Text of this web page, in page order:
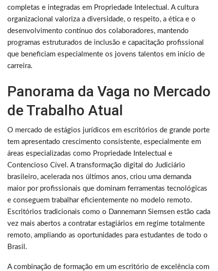
completas e integradas em Propriedade Intelectual. A cultura
organizacional valoriza a diversidade, o respeito, a ética e o
desenvolvimento contínuo dos colaboradores, mantendo
programas estruturados de inclusão e capacitação profissional
que beneficiam especialmente os jovens talentos em início de
carreira.
Panorama da Vaga no Mercado
de Trabalho Atual
O mercado de estágios jurídicos em escritórios de grande porte
tem apresentado crescimento consistente, especialmente em
áreas especializadas como Propriedade Intelectual e
Contencioso Cível. A transformação digital do Judiciário
brasileiro, acelerada nos últimos anos, criou uma demanda
maior por profissionais que dominam ferramentas tecnológicas
e conseguem trabalhar eficientemente no modelo remoto.
Escritórios tradicionais como o Dannemann Siemsen estão cada
vez mais abertos a contratar estagiários em regime totalmente
remoto, ampliando as oportunidades para estudantes de todo o
Brasil.
A combinação de formação em um escritório de excelência com